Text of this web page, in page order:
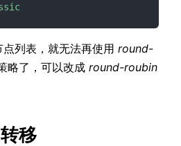
列表，就无法再使用 round-
略了，可以改成 round-roubin
移